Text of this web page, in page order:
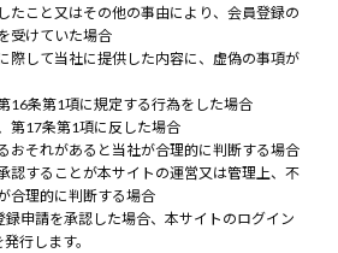
たこと又はその他の事由により、会員登録の
受けていた場合
際して当社に提供した内容に、虚偽の事項が
16条第1項に規定する行為をした場合
第17条第1項に反した場合
おそれがあると当社が合理的に判断する場合
認することが本サイトの運営又は管理上、不
合理的に判断する場合
録申請を承認した場合、本サイトのログイン
行します。